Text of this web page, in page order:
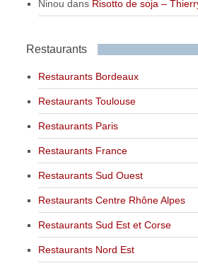
Ninou dans Risotto de soja –
Restaurants
Restaurants Bordeaux
Restaurants Toulouse
Restaurants Paris
Restaurants France
Restaurants Sud Ouest
Restaurants Centre Rhône Alpes
Restaurants Sud Est et Corse
Restaurants Nord Est